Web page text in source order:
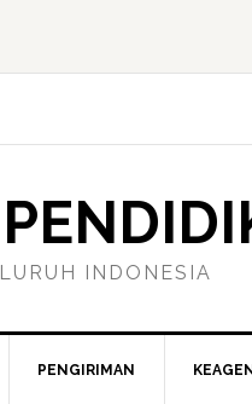
INDONESIA
PENGIRIMAN